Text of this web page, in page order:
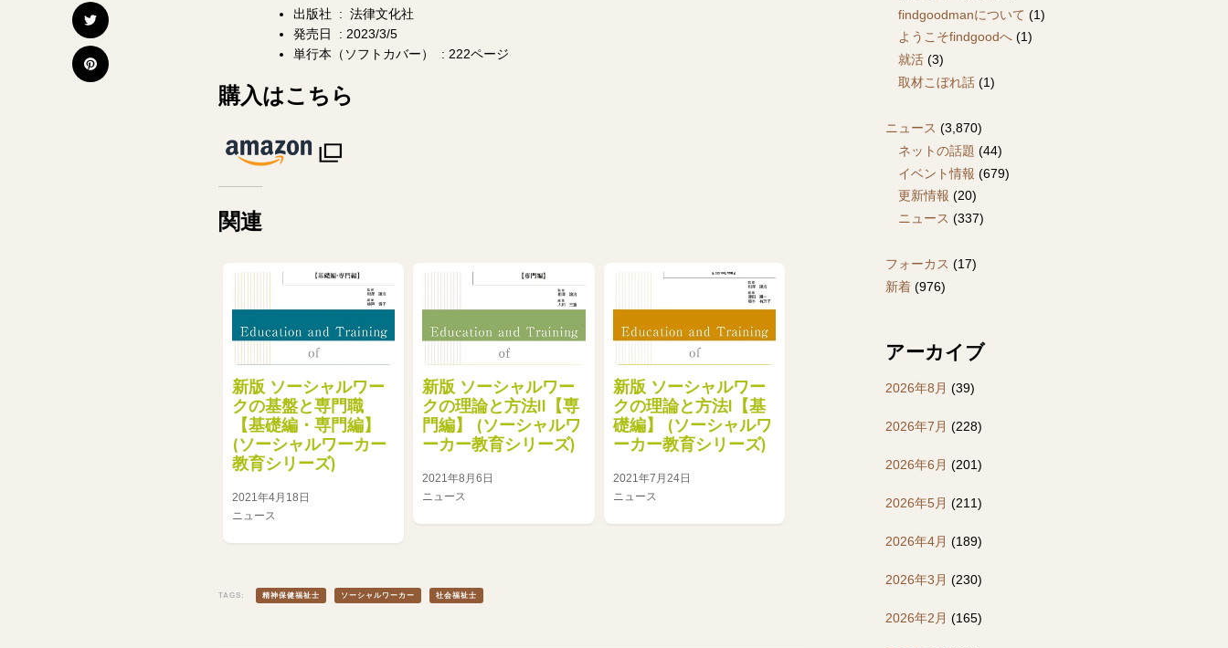
出版社 ‏ : ‎‎ 法律文化社
発売日 ‏ : ‎2023/3/5
単行本（ソフトカバー） ‏ : ‎222ページ
購入はこちら
関連
新版 ソーシャルワー
クの基盤と専門職
【基礎編・専門編】
(ソーシャルワーカー
教育シリーズ)
2021年4月18日
ニュース
新版 ソーシャルワー
クの理論と方法II【専
門編】 (ソーシャルワ
ーカー教育シリーズ)
2021年8月6日
ニュース
新版 ソーシャルワー
クの理論と方法I【基
礎編】 (ソーシャルワ
ーカー教育シリーズ)
2021年7月24日
ニュース
TAGS: 精神保健福祉士 ソーシャルワーカー 社会福祉士
findgoodmanについて (1)
ようこそfindgoodへ(1)
就活(3)
取材こぼれ話(1)
ニュース (3,870)
ネットの話題 (44)
イベント情報 (679)
更新情報 (20)
ニュース (337)
フォーカス (17)
新着(976)
アーカイブ
2026年8月 (39)
2026年7月 (228)
2026年6月 (201)
2026年5月 (211)
2026年4月 (189)
2026年3月 (230)
2026年2月 (165)